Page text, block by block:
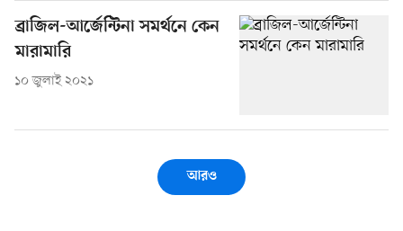
ব্রাজিল-আর্জেন্টিনা সমর্থনে কেন
মারামারি
১০ জুলাই ২০২১
আরও